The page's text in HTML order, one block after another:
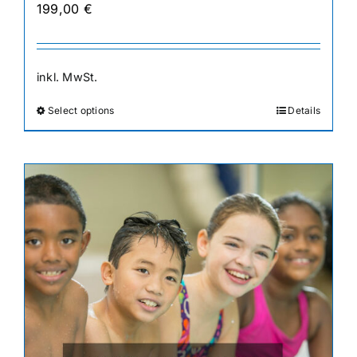
199,00 €
inkl. MwSt.
Select optionsDieses
Produkt
auf.
Die
Optionen
können
auf
der
Produktseite
Details